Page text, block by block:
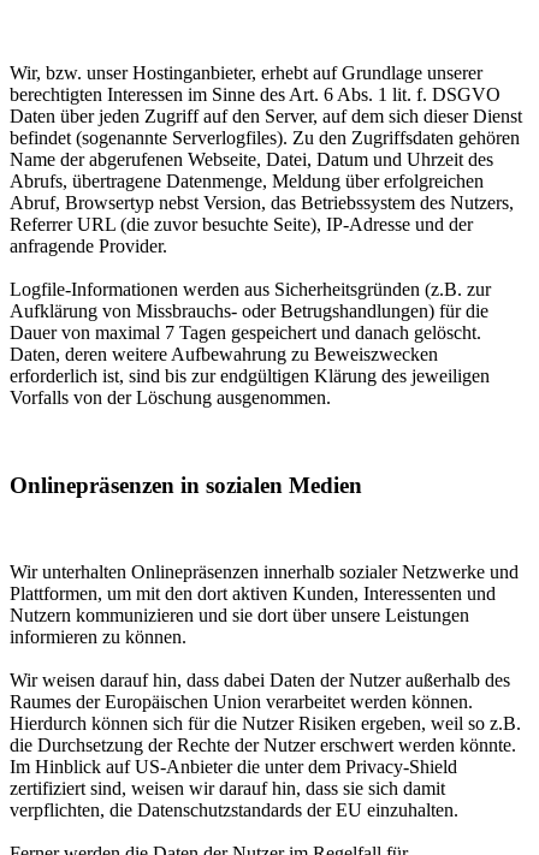
Wir, bzw. unser Hostinganbieter, erhebt auf Grundlage unserer
berechtigten Interessen im Sinne des Art. 6 Abs. 1 lit. f. DSGVO
Daten über jeden Zugriff auf den Server, auf dem sich dieser Dienst
befindet (sogenannte Serverlogfiles). Zu den Zugriffsdaten gehören
Name der abgerufenen Webseite, Datei, Datum und Uhrzeit des
Abrufs, übertragene Datenmenge, Meldung über erfolgreichen
Abruf, Browsertyp nebst Version, das Betriebssystem des Nutzers,
Referrer URL (die zuvor besuchte Seite), IP-Adresse und der
anfragende Provider.
Logfile-Informationen werden aus Sicherheitsgründen (z.B. zur
Aufklärung von Missbrauchs- oder Betrugshandlungen) für die
Dauer von maximal 7 Tagen gespeichert und danach gelöscht.
Daten, deren weitere Aufbewahrung zu Beweiszwecken
erforderlich ist, sind bis zur endgültigen Klärung des jeweiligen
Vorfalls von der Löschung ausgenommen.
Onlinepräsenzen in sozialen Medien
Wir unterhalten Onlinepräsenzen innerhalb sozialer Netzwerke und
Plattformen, um mit den dort aktiven Kunden, Interessenten und
Nutzern kommunizieren und sie dort über unsere Leistungen
informieren zu können.
Wir weisen darauf hin, dass dabei Daten der Nutzer außerhalb des
Raumes der Europäischen Union verarbeitet werden können.
Hierdurch können sich für die Nutzer Risiken ergeben, weil so z.B.
die Durchsetzung der Rechte der Nutzer erschwert werden könnte.
Im Hinblick auf US-Anbieter die unter dem Privacy-Shield
zertifiziert sind, weisen wir darauf hin, dass sie sich damit
verpflichten, die Datenschutzstandards der EU einzuhalten.